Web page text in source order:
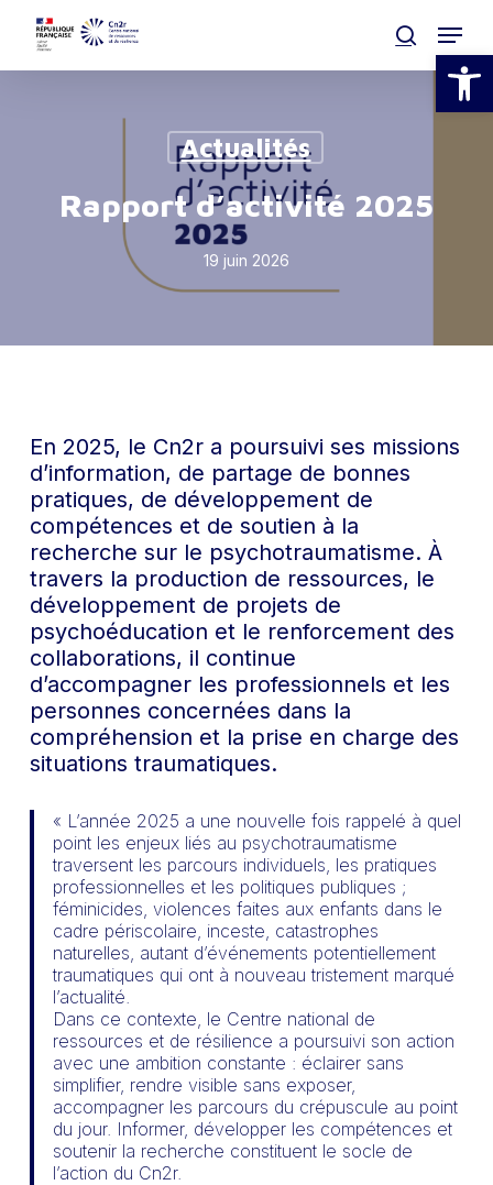
Ouvrir
Skip
main
search
Menu
Actualités
Rapport d’activité 2025
19 juin 2026
En 2025, le Cn2r a poursuivi ses missions
d’information, de partage de bonnes
pratiques, de développement de
compétences et de soutien à la
recherche sur le psychotraumatisme. À
travers la production de ressources, le
développement de projets de
psychoéducation et le renforcement des
collaborations, il continue
d’accompagner les professionnels et les
personnes concernées dans la
compréhension et la prise en charge des
situations traumatiques.
« L’année 2025 a une nouvelle fois rappelé à quel
point les enjeux liés au psychotraumatisme
traversent les parcours individuels, les pratiques
professionnelles et les politiques publiques ;
féminicides, violences faites aux enfants dans le
cadre périscolaire, inceste, catastrophes
naturelles, autant d’événements potentiellement
traumatiques qui ont à nouveau tristement marqué
l’actualité.
Dans ce contexte, le Centre national de
ressources et de résilience a poursuivi son action
avec une ambition constante : éclairer sans
simplifier, rendre visible sans exposer,
accompagner les parcours du crépuscule au point
du jour. Informer, développer les compétences et
soutenir la recherche constituent le socle de
l’action du Cn2r.